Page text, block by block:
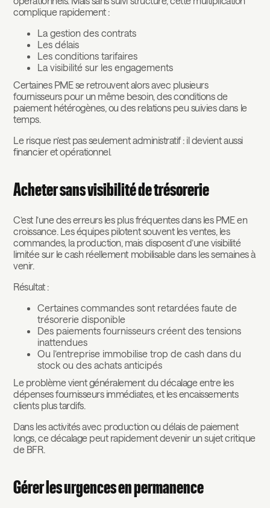
complique rapidement :
La gestion des contrats
Les délais
Les conditions tarifaires
La visibilité sur les engagements
Certaines PME se retrouvent alors avec plusieurs
fournisseurs pour un même besoin, des conditions de
paiement hétérogènes, ou des relations peu suivies dans le
temps.
Le risque n’est pas seulement administratif : il devient aussi
financier et opérationnel.
Acheter sans visibilité de trésorerie
C’est l’une des erreurs les plus fréquentes dans les PME en
croissance. Les équipes pilotent souvent les ventes, les
commandes, la production, mais disposent d’une visibilité
limitée sur le cash réellement mobilisable dans les semaines à
venir.
Résultat :
Certaines commandes sont retardées faute de
trésorerie disponible
Des paiements fournisseurs créent des tensions
inattendues
Ou l’entreprise immobilise trop de cash dans du
stock ou des achats anticipés
Le problème vient généralement du décalage entre les
dépenses fournisseurs immédiates, et les encaissements
clients plus tardifs.
Dans les activités avec production ou délais de paiement
longs, ce décalage peut rapidement devenir un sujet critique
de BFR.
Gérer les urgences en permanence